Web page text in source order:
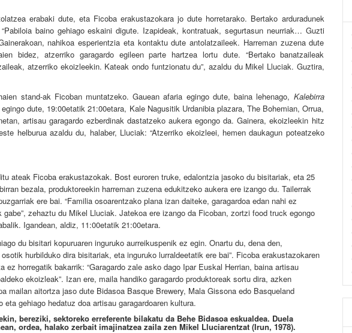
erabaki dute, eta Ficoba erakustazokara jo dute horretarako. Bertako arduradunek
baino gehiago eskaini digute. Izapideak, kontratuak, segurtasun neurriak… Guzti
nahikoa esperientzia eta kontaktu dute antolatzaileek. Harreman zuzena dute
bidez, atzerriko garagardo egileen parte hartzea lortu dute. “Bertako banatzaileak
atzerriko ekoizleekin. Kateak ondo funtzionatu du”, azaldu du Mikel Lluciak. Guztira,
stand-ak Ficoban muntatzeko. Gauean afaria egingo dute, baina lehenago, Kalebirra
dute, 19:00etatik 21:00etara, Kale Nagusitik Urdanibia plazara, The Bohemian, Orrua,
artisau garagardo ezberdinak dastatzeko aukera egongo da. Gainera, ekoizleekin hitz
helburua azaldu du, halaber, Lluciak: “Atzerriko ekoizleei, hemen daukagun poteatzeko
ateak Ficoba erakustazokak. Bost euroren truke, edalontzia jasoko du bisitariak, eta 25
bezala, produktoreekin harreman zuzena edukitzeko aukera ere izango du. Tailerrak
ere bai. “Familia osoarentzako plana izan daiteke, garagardoa edan nahi ez
zehaztu du Mikel Lluciak. Jatekoa ere izango da Ficoban, zortzi food truck egongo
Igandean, aldiz, 11:00etatik 21:00etara.
du bisitari kopuruaren inguruko aurreikuspenik ez egin. Onartu du, dena den,
hurbilduko dira bisitariak, eta inguruko lurraldeetatik ere bai”. Ficoba erakustazokaren
horregatik bakarrik: “Garagardo zale asko dago Ipar Euskal Herrian, baina artisau
ekoizleak”. Izan ere, maila handiko garagardo produktoreak sortu dira, azken
mailan aitortza jaso dute Bidasoa Basque Brewery, Mala Gissona edo Basqueland
gehiago hedatuz doa artisau garagardoaren kultura.
bereziki, sektoreko erreferente bilakatu da Behe Bidasoa eskualdea. Duela
ordea, halako zerbait imajinatzea zaila zen Mikel Lluciarentzat (Irun, 1978).